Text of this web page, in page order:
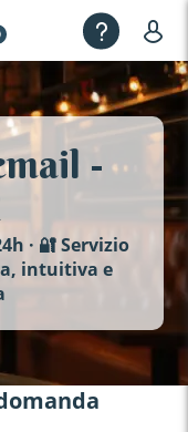
-
· 🔐 Servizio
intuitiva e